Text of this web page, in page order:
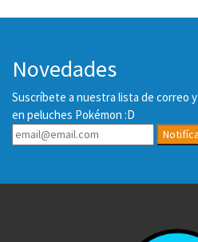
Novedades
Suscríbete a nuestra lista de correo
en peluches Pokémon :D